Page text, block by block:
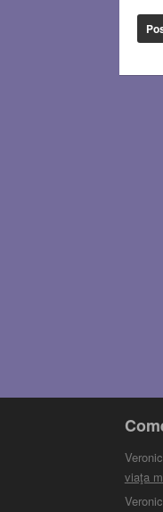
viaţa